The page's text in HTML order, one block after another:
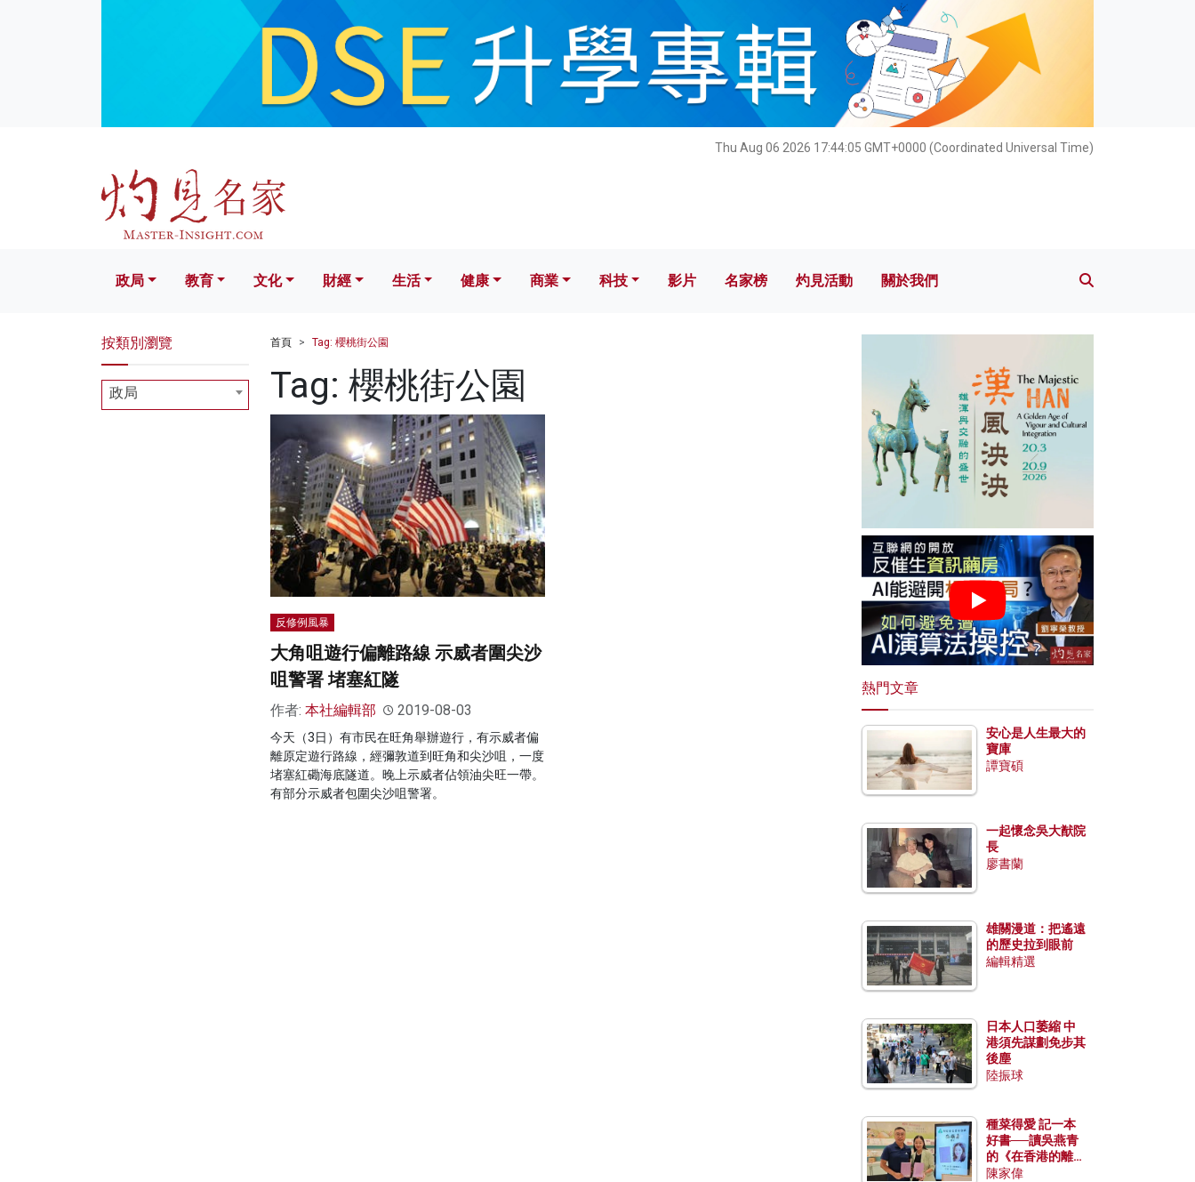
Thu Aug 06 2026 17:44:07 GMT+0000 (Coordinated Universal Time)
文化 財經 生活 健康 科技 影片 名家榜 灼見活動 關於我們
政局 教育 文化 財經 生活 健康 商業 科技 影片 名家榜 灼見活動 關於我們
首頁 Tag: 櫻桃街公園
Tag: 櫻桃街公園
反修例風暴
大角咀遊行偏離路線 示威者圍尖沙
咀警署 堵塞紅隧
作者: 本社編輯部 2019-08-03
今天（3日）有市民在旺角舉辦遊行，有示威者偏
離原定遊行路線，經彌敦道到旺角和尖沙咀，一度
堵塞紅磡海底隧道。晚上示威者佔領油尖旺一帶。
有部分示威者包圍尖沙咀警署。
按類別瀏覽
政局
熱門文章
安心是人生最大的
寶庫
譚寶碩
一起懷念吳大猷院
長
廖書蘭
雄關漫道：把遙遠
的歷史拉到眼前
編輯精選
日本人口萎縮 中
港須先謀劃免步其
後塵
陸振球
種菜得愛 記一本
好書──讀吳燕青
的《在香港的離島
種菜》
陳家偉